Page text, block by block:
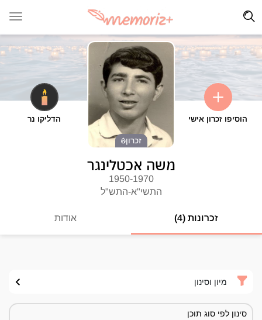
הוסיפו זכרון אישי
זכרון
הדליקו נר
משה אכטלינגר
1950-1970
התשי"א-התש"ל
זכרונות (4) אודות
מיון וסינון
סינון לפי סוג תוכן